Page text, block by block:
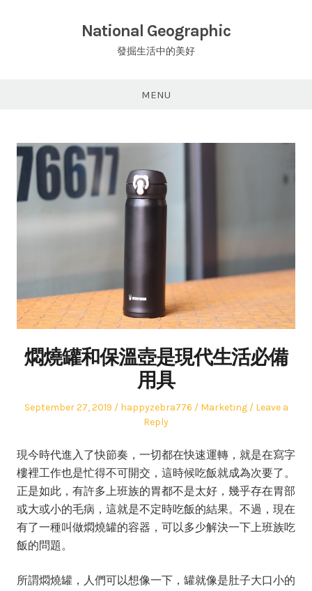
National Geographic
發掘生活中的美好
MENU
燜燒罐和保溫壺是現代生活必備
用具
Posted
September 27, 2019 Author
happyzebra776
Posted
Marketing
Leave a
Reply
現今時代進入了快節奏，一切都在快速運轉，就是在寫字
樓裡工作也是忙得不可開交，這時候吃飯就成為次要了。
正是如此，有許多上班族的胃都不是太好，幾乎存在胃部
或大或小的毛病，這就是不定時吃飯的結果。不過，現在
有了一種叫做燜燒罐的容器，可以多少解決一下上班族吃
飯的問題。
所謂燜燒罐，人們可以想像一下，罐就像是肚子大口小的